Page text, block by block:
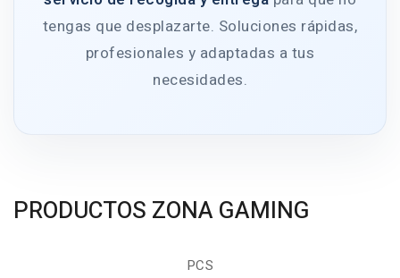
tengas que desplazarte. Soluciones rápidas,
profesionales y adaptadas a tus
necesidades.
PRODUCTOS ZONA GAMING
PCS